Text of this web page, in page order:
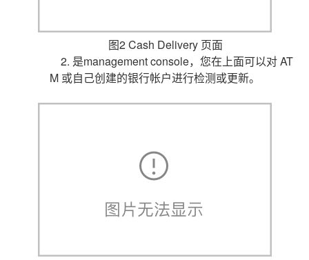
图2 Cash Delivery 页面
2. 是management console，您在上面可以对 AT
M 或自己创建的银行帐户进行检测或更新。